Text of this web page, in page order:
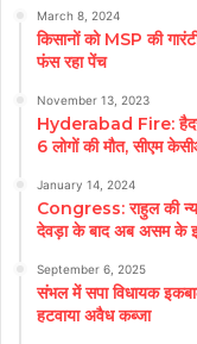
March 8, 2024
किसानों को MSP की
फंस रहा पेंच
November 13, 2023
Hyderabad Fire:
6 लोगों की मौत, सीएम
January 14, 2024
Congress: राहुल की
देवड़ा के बाद अब असम के
September 6, 2025
संभल में सपा विधायक
हटवाया अवैध कब्जा